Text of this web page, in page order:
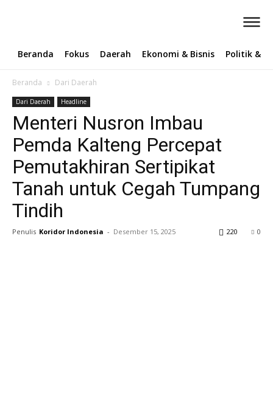
Beranda Fokus Daerah Ekonomi & Bisnis Politik &
Beranda Dari Daerah
Dari Daerah Headline
‎Menteri Nusron Imbau
Pemda Kalteng Percepat
Pemutakhiran Sertipikat
Tanah untuk Cegah Tumpang
Tindih
Penulis Koridor Indonesia - Desember 15, 2025 0
220